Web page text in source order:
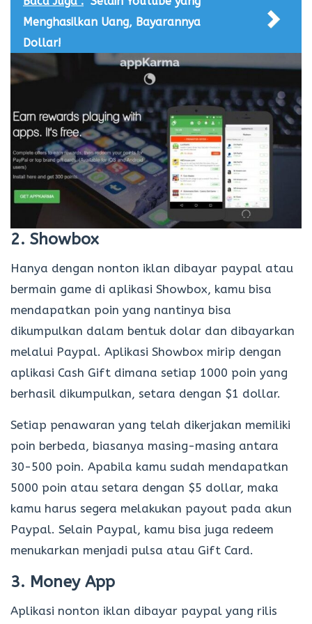
Menghasilkan Uang, Bayarannya
Dollar!
2. Showbox
Hanya dengan nonton iklan dibayar paypal atau
bermain game di aplikasi Showbox, kamu bisa
mendapatkan poin yang nantinya bisa
dikumpulkan dalam bentuk dolar dan dibayarkan
melalui Paypal. Aplikasi Showbox mirip dengan
aplikasi Cash Gift dimana setiap 1000 poin yang
berhasil dikumpulkan, setara dengan $1 dollar.
Setiap penawaran yang telah dikerjakan memiliki
poin berbeda, biasanya masing-masing antara
30-500 poin. Apabila kamu sudah mendapatkan
5000 poin atau setara dengan $5 dollar, maka
kamu harus segera melakukan payout pada akun
Paypal. Selain Paypal, kamu bisa juga redeem
menukarkan menjadi pulsa atau Gift Card.
3. Money App
Aplikasi nonton iklan dibayar paypal yang rilis